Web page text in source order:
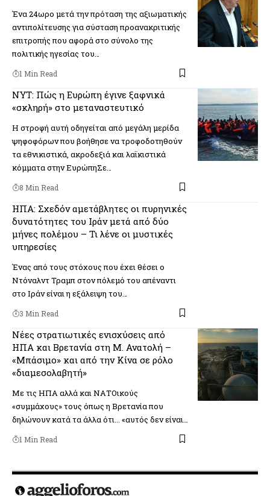
Ένα 24ωρο μετά την πρόταση της αξιωματικής
αντιπολίτευσης για σύσταση προανακριτικής
επιτροπής που αφορά στο σύνολο της
πολιτικής ηγεσίας του…
1 Min Read
NYT: Πώς η Ευρώπη έγινε ξαφνικά
«σκληρή» στο μεταναστευτικό
Η στροφή αυτή οδηγείται από μεγάλη μερίδα
ψηφοφόρων που βοήθησε να τροφοδοτηθούν
τα εθνικιστικά, ακροδεξιά και λαϊκιστικά
κόμματα στην ΕυρώπηΣε…
8 Min Read
ΗΠΑ: Σχεδόν αμετάβλητες οι πυρηνικές
δυνατότητες του Ιράν μετά από δύο
μήνες πολέμου – Τι λένε οι μυστικές
υπηρεσίες
Ένας από τους στόχους που έχει θέσει ο
Ντόναλντ Τραμπ στον πόλεμό του απέναντι
στο Ιράν είναι η εξάλειψη του…
3 Min Read
Νέες στρατιωτικές ενισχύσεις από
ΗΠΑ και Βρετανία στη Μ. Ανατολή –
«Μπάσιμο» και από την Κίνα σε ρόλο
«διαμεσολαβητή»
Με τις ΗΠΑ αλλά και ΝΑΤΟικούς
«συμμάχους» τους όπως η Βρετανία που
δηλώνουν κατά τα άλλα ότι... «αυτός δεν είναι…
1 Min Read